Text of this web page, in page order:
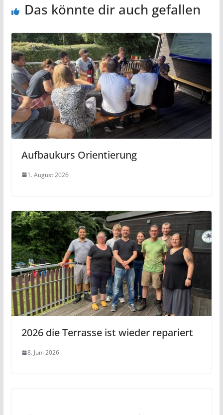
Das könnte dir auch gefallen
Aufbaukurs Orientierung
1. August 2026
2026 die Terrasse ist wieder repariert
8. Juni 2026